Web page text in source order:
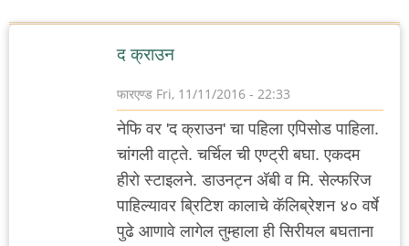
द क्राउन
फारएण्ड Fri, 11/11/2016 - 22:33
नेफि वर 'द क्राउन' चा पहिला एपिसोड पाहिला.
चांगली वाट्ते. चर्चिल ची एण्ट्री बघा. एकदम
हीरो स्टाइलने. डाउनट्न अ‍ॅबी व मि. सेल्फरिज
पाहिल्यावर ब्रिटिश कालाचे कॅलिब्रेशन ४० वर्षे
पुढे आणावे लागेल तुम्हाला ही सिरीयल बघताना